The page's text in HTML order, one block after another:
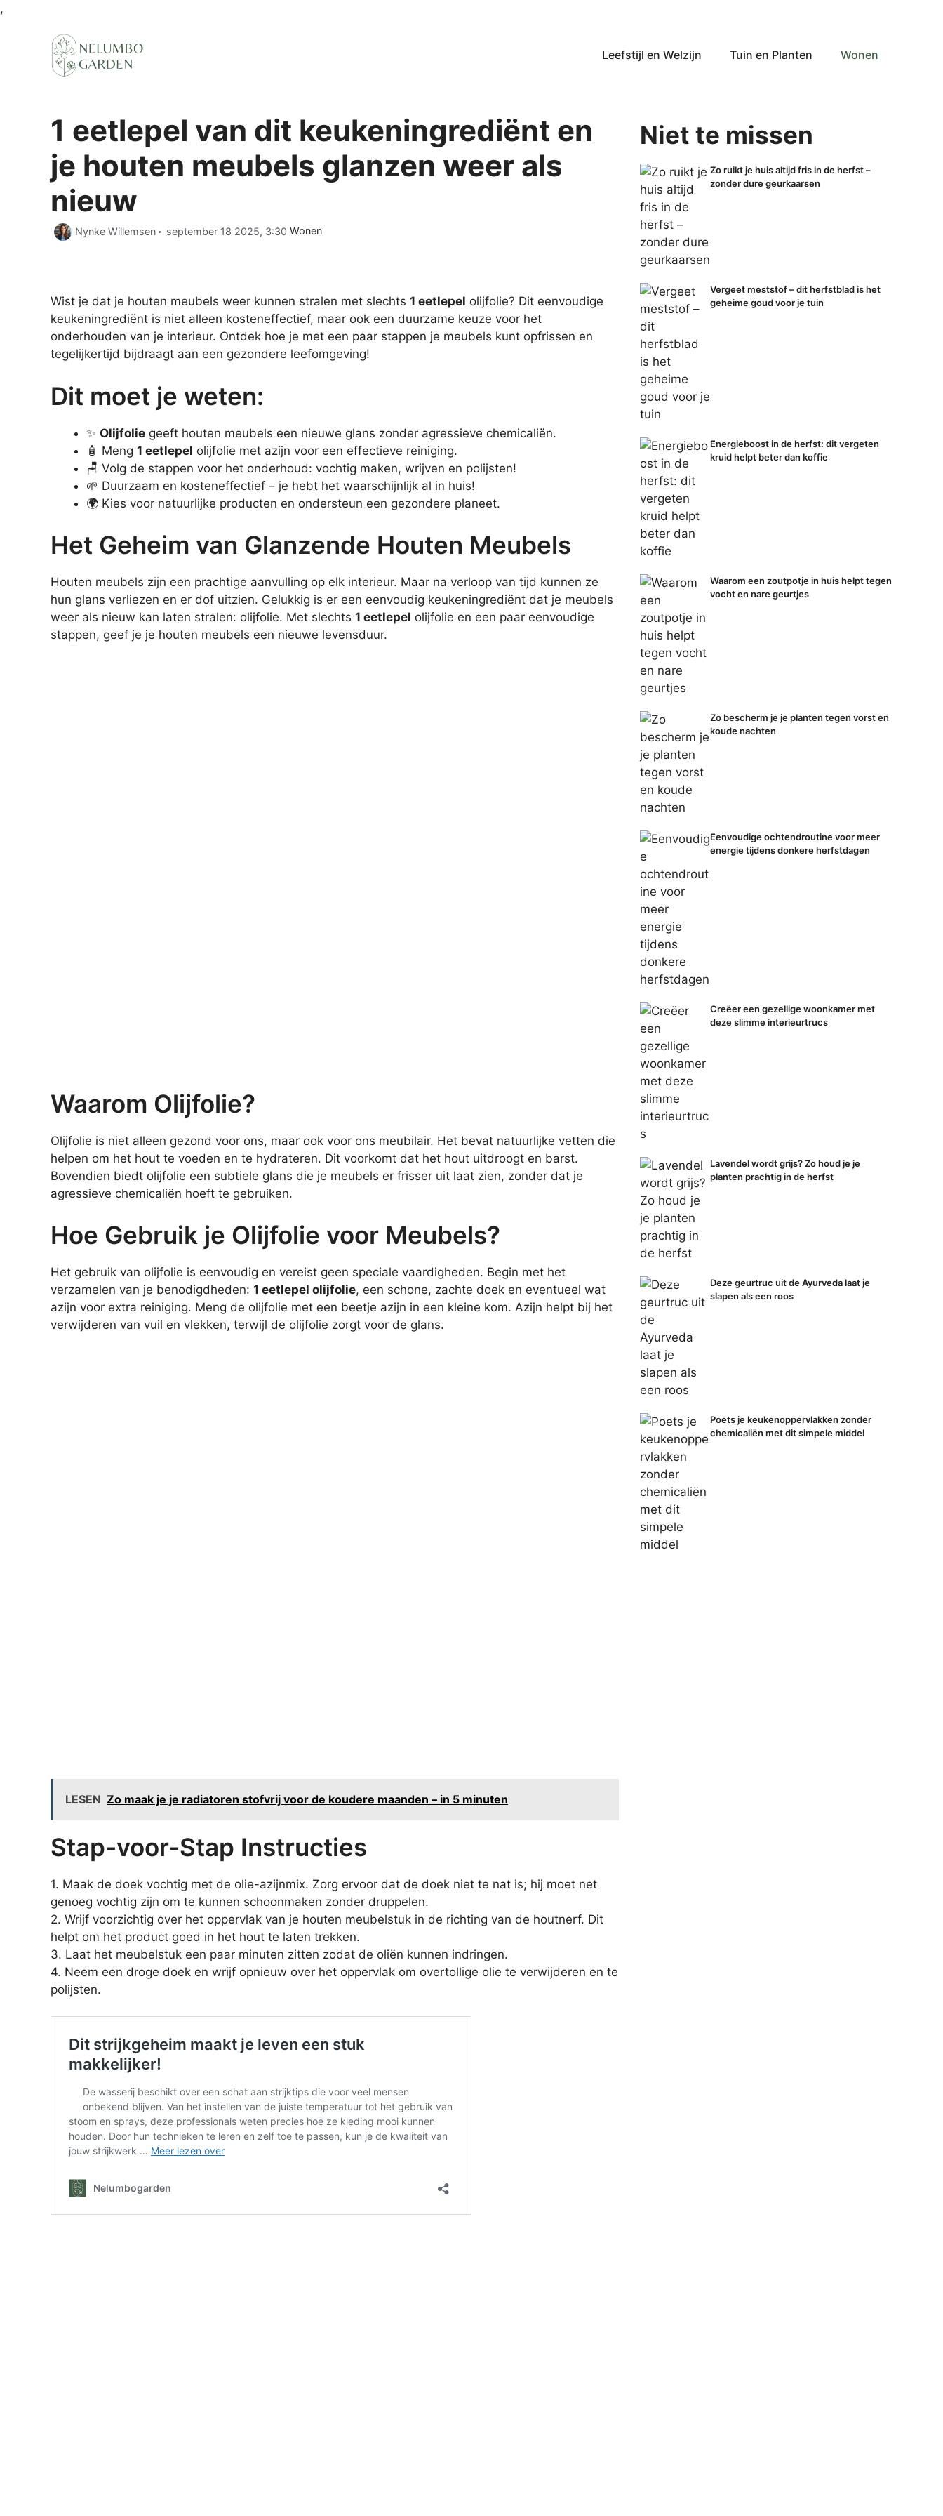
,
Leefstijl en Welzijn Tuin en Planten Wonen
1 eetlepel van dit keukeningrediënt en
je houten meubels glanzen weer als
nieuw
Nynke Willemsen september 18 2025, 3:30 Categorieën
Wonen
Wist je dat je houten meubels weer kunnen stralen met slechts 1 eetlepel olijfolie? Dit eenvoudige
keukeningrediënt is niet alleen kosteneffectief, maar ook een duurzame keuze voor het
onderhouden van je interieur. Ontdek hoe je met een paar stappen je meubels kunt opfrissen en
tegelijkertijd bijdraagt aan een gezondere leefomgeving!
Dit moet je weten:
✨ Olijfolie geeft houten meubels een nieuwe glans zonder agressieve chemicaliën.
🧴 Meng 1 eetlepel olijfolie met azijn voor een effectieve reiniging.
🪑 Volg de stappen voor het onderhoud: vochtig maken, wrijven en polijsten!
🌱 Duurzaam en kosteneffectief – je hebt het waarschijnlijk al in huis!
🌍 Kies voor natuurlijke producten en ondersteun een gezondere planeet.
Het Geheim van Glanzende Houten Meubels
Houten meubels zijn een prachtige aanvulling op elk interieur. Maar na verloop van tijd kunnen ze
hun glans verliezen en er dof uitzien. Gelukkig is er een eenvoudig keukeningrediënt dat je meubels
weer als nieuw kan laten stralen: olijfolie. Met slechts 1 eetlepel olijfolie en een paar eenvoudige
stappen, geef je je houten meubels een nieuwe levensduur.
Waarom Olijfolie?
Olijfolie is niet alleen gezond voor ons, maar ook voor ons meubilair. Het bevat natuurlijke vetten die
helpen om het hout te voeden en te hydrateren. Dit voorkomt dat het hout uitdroogt en barst.
Bovendien biedt olijfolie een subtiele glans die je meubels er frisser uit laat zien, zonder dat je
agressieve chemicaliën hoeft te gebruiken.
Hoe Gebruik je Olijfolie voor Meubels?
Het gebruik van olijfolie is eenvoudig en vereist geen speciale vaardigheden. Begin met het
verzamelen van je benodigdheden: 1 eetlepel olijfolie, een schone, zachte doek en eventueel wat
azijn voor extra reiniging. Meng de olijfolie met een beetje azijn in een kleine kom. Azijn helpt bij het
verwijderen van vuil en vlekken, terwijl de olijfolie zorgt voor de glans.
LESEN Zo maak je je radiatoren stofvrij voor de koudere maanden – in 5 minuten
Stap-voor-Stap Instructies
1. Maak de doek vochtig met de olie-azijnmix. Zorg ervoor dat de doek niet te nat is; hij moet net
genoeg vochtig zijn om te kunnen schoonmaken zonder druppelen.
2. Wrijf voorzichtig over het oppervlak van je houten meubelstuk in de richting van de houtnerf. Dit
helpt om het product goed in het hout te laten trekken.
3. Laat het meubelstuk een paar minuten zitten zodat de oliën kunnen indringen.
4. Neem een droge doek en wrijf opnieuw over het oppervlak om overtollige olie te verwijderen en te
polijsten.
Niet te missen
Zo ruikt je huis altijd fris in de herfst –
zonder dure geurkaarsen
Vergeet meststof – dit herfstblad is het
geheime goud voor je tuin
Energieboost in de herfst: dit vergeten
kruid helpt beter dan koffie
Waarom een zoutpotje in huis helpt tegen
vocht en nare geurtjes
Zo bescherm je je planten tegen vorst en
koude nachten
Eenvoudige ochtendroutine voor meer
energie tijdens donkere herfstdagen
Creëer een gezellige woonkamer met
deze slimme interieurtrucs
Lavendel wordt grijs? Zo houd je je
planten prachtig in de herfst
Deze geurtruc uit de Ayurveda laat je
slapen als een roos
Poets je keukenoppervlakken zonder
chemicaliën met dit simpele middel